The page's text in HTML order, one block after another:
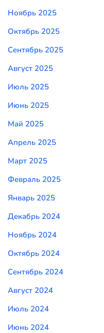
Ноябрь 2025
Октябрь 2025
Сентябрь 2025
Август 2025
Июль 2025
Июнь 2025
Май 2025
Апрель 2025
Март 2025
Февраль 2025
Январь 2025
Декабрь 2024
Ноябрь 2024
Октябрь 2024
Сентябрь 2024
Август 2024
Июль 2024
Июнь 2024